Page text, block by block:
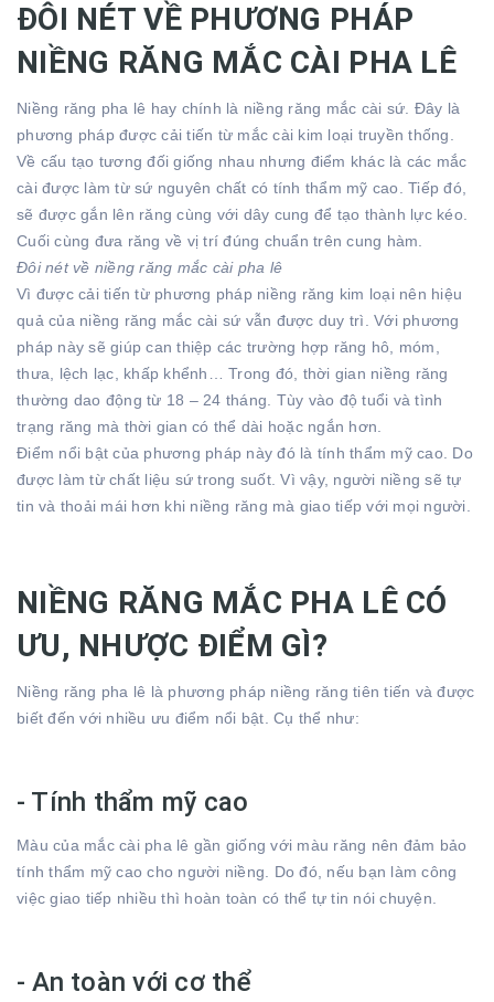
ĐÔI NÉT VỀ PHƯƠNG PHÁP
NIỀNG RĂNG MẮC CÀI PHA LÊ
Niềng răng pha lê hay chính là niềng răng mắc cài sứ. Đây là
phương pháp được cải tiến từ mắc cài kim loại truyền thống.
Về cấu tạo tương đối giống nhau nhưng điểm khác là các mắc
cài được làm từ sứ nguyên chất có tính thẩm mỹ cao. Tiếp đó,
sẽ được gắn lên răng cùng với dây cung để tạo thành lực kéo.
Cuối cùng đưa răng về vị trí đúng chuẩn trên cung hàm.
Đôi nét về niềng răng mắc cài pha lê
Vì được cải tiến từ phương pháp niềng răng kim loại nên hiệu
quả của niềng răng mắc cài sứ vẫn được duy trì. Với phương
pháp này sẽ giúp can thiệp các trường hợp răng hô, móm,
thưa, lệch lạc, khấp khểnh… Trong đó, thời gian niềng răng
thường dao động từ 18 – 24 tháng. Tùy vào độ tuổi và tình
trạng răng mà thời gian có thể dài hoặc ngắn hơn.
Điểm nổi bật của phương pháp này đó là tính thẩm mỹ cao. Do
được làm từ chất liệu sứ trong suốt. Vì vậy, người niềng sẽ tự
tin và thoải mái hơn khi niềng răng mà giao tiếp với mọi người.
NIỀNG RĂNG MẮC PHA LÊ CÓ
ƯU, NHƯỢC ĐIỂM GÌ?
Niềng răng pha lê là phương pháp niềng răng tiên tiến và được
biết đến với nhiều ưu điểm nổi bật. Cụ thể như:
- Tính thẩm mỹ cao
Màu của mắc cài pha lê gần giống với màu răng nên đảm bảo
tính thẩm mỹ cao cho người niềng. Do đó, nếu bạn làm công
việc giao tiếp nhiều thì hoàn toàn có thể tự tin nói chuyện.
- An toàn với cơ thể